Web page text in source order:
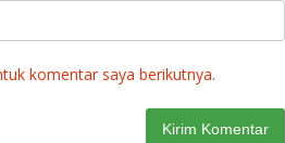
komentar saya berikutnya.